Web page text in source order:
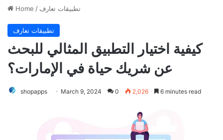
Home / تطبيقات تعارف
تطبيقات تعارف
كيفية اختيار التطبيق المثالي للبحث
عن شريك حياة في الإمارات؟
shopapps March 9, 2024 0 2,026 6 minutes read